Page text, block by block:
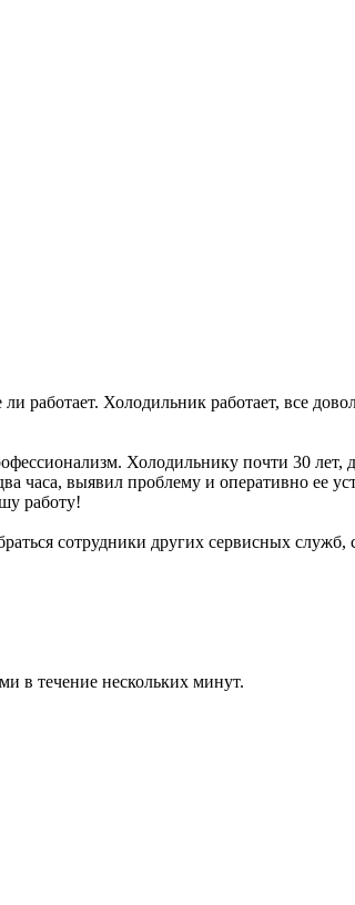
работает. Холодильник работает, все
Холодильнику почти 30
часа, выявил проблему и оперативно
работу!
сотрудники других сервисных служб,
в течение нескольких минут.